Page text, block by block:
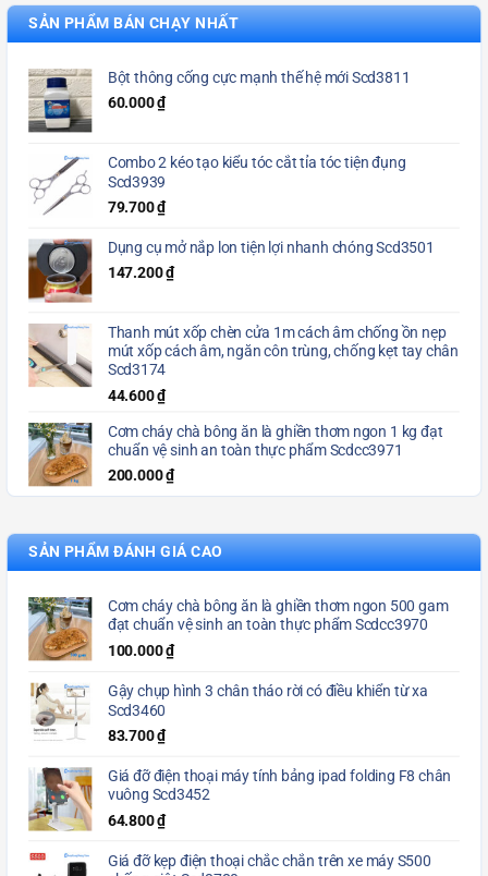
SẢN PHẨM BÁN CHẠY NHẤT
Bột thông cống cực mạnh thế hệ mới Scd3811
60.000₫
Combo 2 kéo tạo kiểu tóc cắt tỉa tóc tiện đụng
Scd3939
79.700₫
Dụng cụ mở nắp lon tiện lợi nhanh chóng Scd3501
147.200₫
Thanh mút xốp chèn cửa 1m cách âm chống ồn nẹp
mút xốp cách âm, ngăn côn trùng, chống kẹt tay chân
Scd3174
44.600₫
Cơm cháy chà bông ăn là ghiền thơm ngon 1 kg đạt
chuẩn vệ sinh an toàn thực phẩm Scdcc3971
200.000₫
SẢN PHẨM ĐÁNH GIÁ CAO
Cơm cháy chà bông ăn là ghiền thơm ngon 500 gam
đạt chuẩn vệ sinh an toàn thực phẩm Scdcc3970
100.000₫
Gậy chụp hình 3 chân tháo rời có điều khiển từ xa
Scd3460
83.700₫
Giá đỡ điện thoại máy tính bảng ipad folding F8 chân
vuông Scd3452
64.800₫
Giá đỡ kẹp điện thoại chắc chắn trên xe máy S500